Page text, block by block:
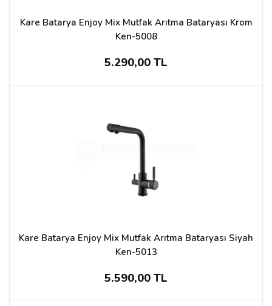
Kare Batarya Enjoy Mix Mutfak Arıtma Bataryası Krom
Ken-5008
5.290,00 TL
Kare Batarya Enjoy Mix Mutfak Arıtma Bataryası Siyah
Ken-5013
5.590,00 TL